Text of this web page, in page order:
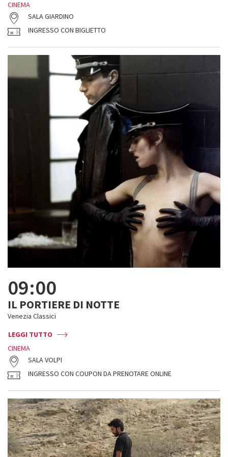
CINEMA
SALA GIARDINO
INGRESSO CON BIGLIETTO
09:00
IL PORTIERE DI NOTTE
Venezia Classici
LEGGI TUTTO
CINEMA
SALA VOLPI
INGRESSO CON COUPON DA PRENOTARE ONLINE